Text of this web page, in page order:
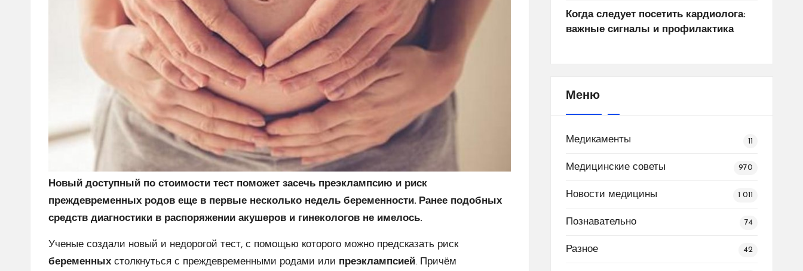
Новый доступный по стоимости тест поможет засечь преэклампсию и риск
преждевременных родов еще в первые несколько недель беременности. Ранее подобных
средств диагностики в распоряжении акушеров и гинекологов не имелось.
Ученые создали новый и недорогой тест, с помощью которого можно предсказать риск
беременных столкнуться с преждевременными родами или преэклампсией. Причём
Когда следует посетить кардиолога:
важные сигналы и профилактика
Меню
Медикаменты 11
Медицинские советы 970
Новости медицины 1 011
Познавательно 74
Разное 42